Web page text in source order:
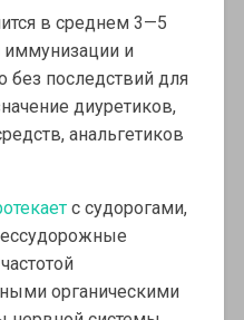
в среднем 3—5
иммунизации и
без последствий для
диуретиков,
анальгетиков
с судорогами,
органическими